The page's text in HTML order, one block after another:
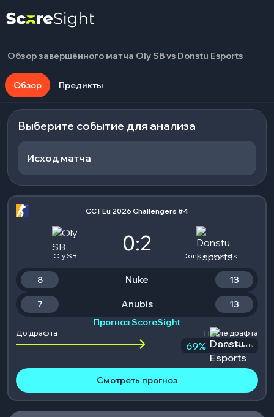
Обзор завершённого матча Oly SB vs Donstu Esports
Обзор Предикты
Выберите событие для анализа
Исход матча
CCT Eu 2026 Challengers #4
Oly SB
0:2
Donstu Esports
8 Nuke 13
7 Anubis
13
Прогноз ScoreSight
До драфта После драфта
69% Donstu Esports
Смотреть прогноз